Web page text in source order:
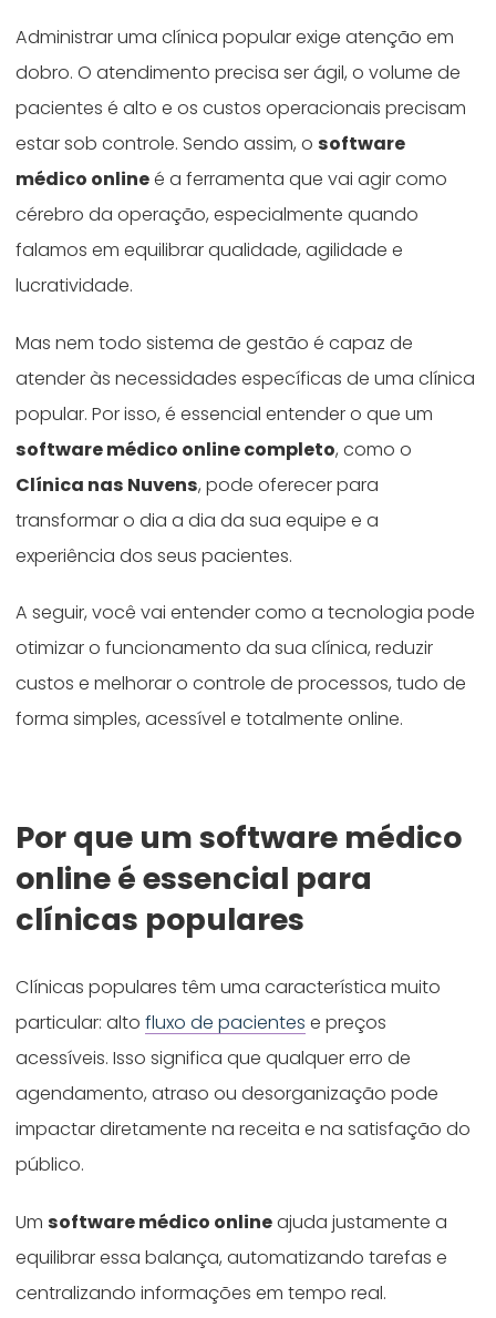
Administrar uma clínica popular exige atenção em
dobro. O atendimento precisa ser ágil, o volume de
pacientes é alto e os custos operacionais precisam
estar sob controle. Sendo assim, osoftware
médico onlineé a ferramenta que vai agir como
cérebro da operação, especialmente quando
falamos em equilibrar qualidade, agilidade e
lucratividade.
Mas nem todo sistema de gestão é capaz de
atender às necessidades específicas de uma clínica
popular. Por isso, é essencial entender o que um
software médico online completo, como o
Clínica nas Nuvens, pode oferecer para
transformar o dia a dia da sua equipe e a
experiência dos seus pacientes.
A seguir, você vai entender como a tecnologia pode
otimizar o funcionamento da sua clínica, reduzir
custos e melhorar o controle de processos, tudo de
forma simples, acessível e totalmente online.
Por que um software médico
online é essencial para
clínicas populares
Clínicas populares têm uma característica muito
particular: altofluxo de pacientes e preços
acessíveis. Isso significa que qualquer erro de
agendamento, atraso ou desorganização pode
impactar diretamente na receita e na satisfação do
público.
Umsoftware médico onlineajuda justamente a
equilibrar essa balança, automatizando tarefas e
centralizando informações em tempo real.